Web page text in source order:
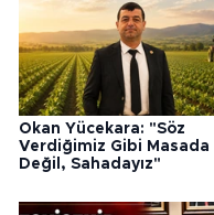
Okan Yücekara: "Söz
Verdiğimiz Gibi Masada
Değil, Sahadayız"